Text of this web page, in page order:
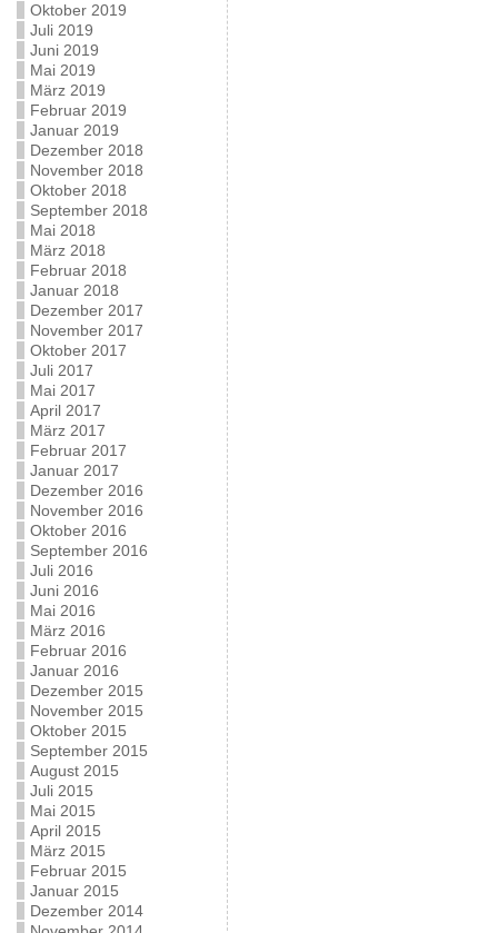
Oktober 2019
Juli 2019
Juni 2019
Mai 2019
März 2019
Februar 2019
Januar 2019
Dezember 2018
November 2018
Oktober 2018
September 2018
Mai 2018
März 2018
Februar 2018
Januar 2018
Dezember 2017
November 2017
Oktober 2017
Juli 2017
Mai 2017
April 2017
März 2017
Februar 2017
Januar 2017
Dezember 2016
November 2016
Oktober 2016
September 2016
Juli 2016
Juni 2016
Mai 2016
März 2016
Februar 2016
Januar 2016
Dezember 2015
November 2015
Oktober 2015
September 2015
August 2015
Juli 2015
Mai 2015
April 2015
März 2015
Februar 2015
Januar 2015
Dezember 2014